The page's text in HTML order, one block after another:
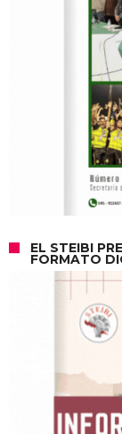
EL STEIBI
FORMATO